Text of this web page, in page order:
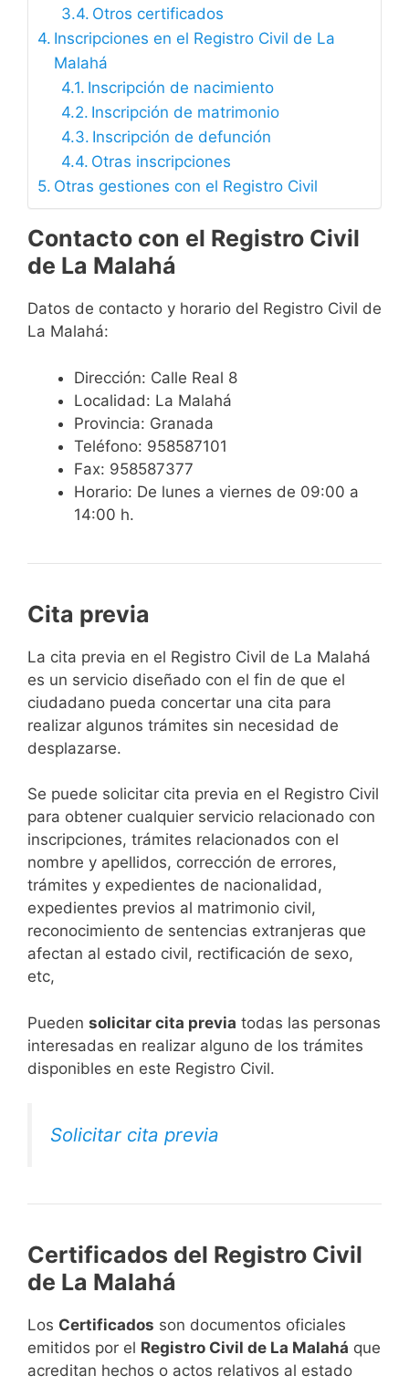
Otros certificados
Inscripciones en el Registro Civil de La
Malahá
Inscripción de nacimiento
Inscripción de matrimonio
Inscripción de defunción
Otras inscripciones
Otras gestiones con el Registro Civil
Contacto con el Registro Civil
de La Malahá
Datos de contacto y horario del Registro Civil de
La Malahá:
Dirección: Calle Real 8
Localidad: La Malahá
Provincia: Granada
Teléfono: 958587101
Fax: 958587377
Horario: De lunes a viernes de 09:00 a
14:00 h.
Cita previa
​​​​​​​​​​​​​​​​​​​​​​​​​​​​La cita previa en el Registro Civil de La Malahá
es un servicio diseñado con el fin de que el
ciudadano pueda concertar una cita para
realizar algunos trámites sin necesidad de
desplazarse.​
Se puede solicitar cita previa en el Registro Civil
para obtener cualquier servicio relacionado con
inscripciones, trámites relacionados con el
nombre y apellidos, corrección de errores,
trámites y expedientes de nacionalidad,
expedientes previos al matrimonio civil,
reconocimiento de sentencias extranjeras que
afectan al estado civil, rectificación de sexo,
etc,
​Pueden solicitar cita previa todas las personas
interesadas en realizar alguno de los trámites
disponibles en este Registro Civil.​
Solicitar cita previa
Certificados del Registro Civil
de La Malahá
Los Certificados son documentos oficiales
emitidos por el Registro Civil de La Malahá que
acreditan hechos o actos relativos al estado